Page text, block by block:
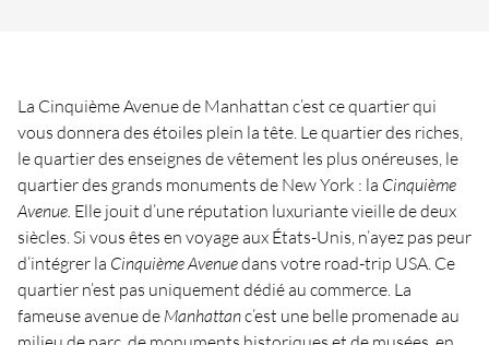
La Cinquième Avenue de Manhattan c’est ce quartier qui
vous donnera des étoiles plein la tête. Le quartier des riches,
le quartier des enseignes de vêtement les plus onéreuses, le
quartier des grands monuments de New York : la Cinquième
Avenue. Elle jouit d’une réputation luxuriante vieille de deux
siècles. Si vous êtes en voyage aux États-Unis, n’ayez pas peur
d’intégrer la Cinquième Avenuedans votre road-trip USA. Ce
quartier n’est pas uniquement dédié au commerce. La
fameuse avenue de Manhattanc’est une belle promenade au